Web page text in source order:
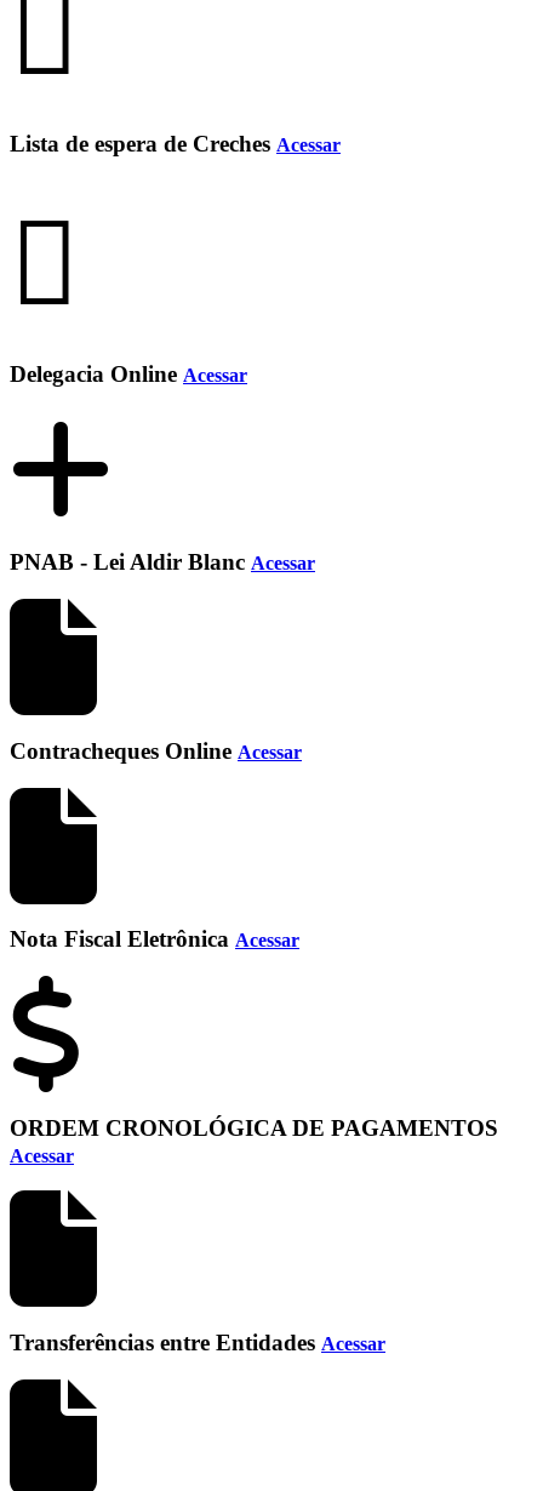
Lista de espera de Creches Acessar
Delegacia Online Acessar
PNAB - Lei Aldir Blanc Acessar
Contracheques Online Acessar
Nota Fiscal Eletrônica Acessar
ORDEM CRONOLÓGICA DE PAGAMENTOS
Acessar
Transferências entre Entidades Acessar